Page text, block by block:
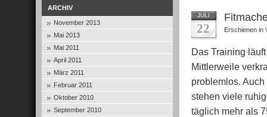
ARCHIV
November 2013
Mai 2013
Mai 2011
April 2011
März 2011
Februar 2011
Oktober 2010
September 2010
JULI
22 Erschienen in
Das Training
Mittlerweile
problemlos.
stehen viele
täglich mehr als